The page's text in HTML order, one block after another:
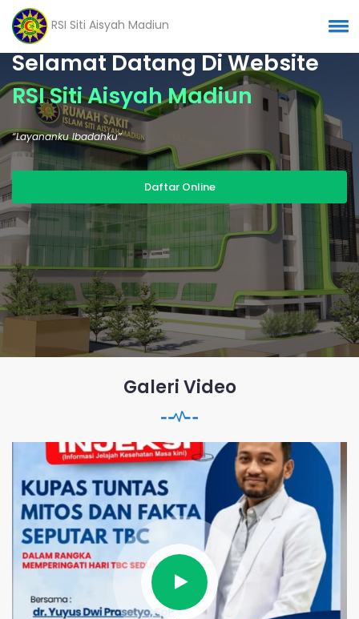
RSI Siti Aisyah Madiun
Selamat Datang Di Website
RSI Siti Aisyah Madiun
“Layananku Ibadahku”
Daftar Online
Galeri Video